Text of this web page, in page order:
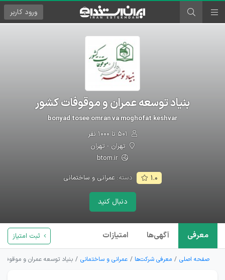
ورود کاربر
بنیاد توسعه عمران و موقوفات کشور
bonyad tosee omran va moghofat keshvar
تهران - تهران
btom.ir
۱.۰ دسته: عمرانی و ساختمانی
دنبال کنید
معرفی آگهی‌ها امتیازات ثبت امتیاز
صفحه اصلی معرفی شرکت‌ها عمرانی و ساختمانی بنیاد توسعه عمران و